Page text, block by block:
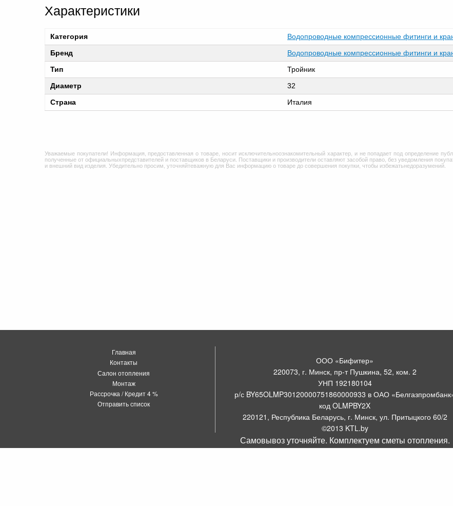
Характеристики
Категория
Водопроводные компрессионные фитинги и
Бренд
Водопроводные компрессионные фитинги и
Тип
Тройник
Диаметр
32
Страна
Италия
Уважаемые покупатели! Информация, предоставленная о товаре, носит исключительноознакомительный характер, и не попадает под определение
полученные от официальныхпредставителей и поставщиков в Беларуси. Поставщики и производители оставляют засобой право, без уведомления
и внешний вид изделия. Убедительно просим, уточняйтеважную для Вас информацию о товаре до совершения покупки, чтобы избежатьнедоразумений.
Главная
Контакты
Салон отопления
Монтаж
Рассрочка / Кредит 4 %
Отправить список
ООО «Бифитер»
220073, г. Минск, пр-т Пушкина, 52, ком. 2
УНП 192180104
р/с BY65OLMP30120000751860000933 в ОАО
код OLMPBY2X
220121, Республика Беларусь, г. Минск, ул. Притыцкого 60/2
©2013 KTL.by
Пн-Пт:10:05-17:30Сб:11:00-13:00
Самовывоз уточняйте. Комплектуем сметы отопления.